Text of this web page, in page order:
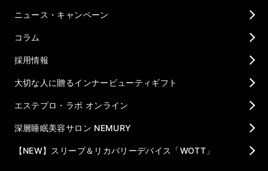
ニュース・キャンペーン
コラム
採用情報
大切な人に贈るインナービューティギフト
エステプロ・ラボ オンライン
深層睡眠美容サロン NEMURY
【NEW】スリープ＆リカバリーデバイス「WOTT」